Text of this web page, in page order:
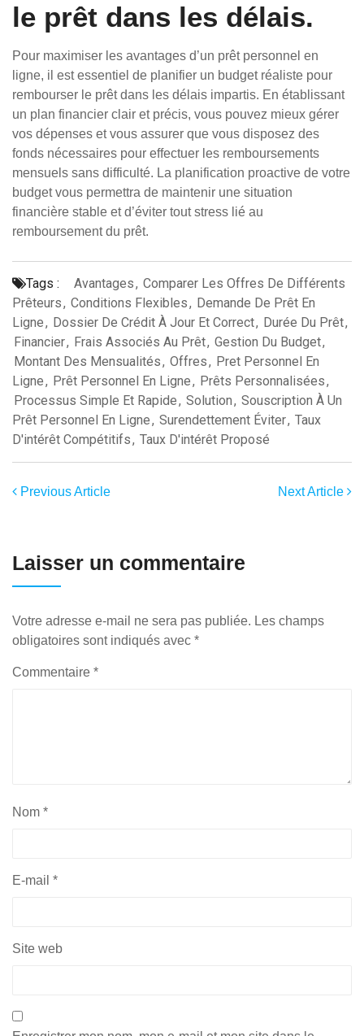
le prêt dans les délais.
Pour maximiser les avantages d’un prêt personnel en
ligne, il est essentiel de planifier un budget réaliste pour
rembourser le prêt dans les délais impartis. En établissant
un plan financier clair et précis, vous pouvez mieux gérer
vos dépenses et vous assurer que vous disposez des
fonds nécessaires pour effectuer les remboursements
mensuels sans difficulté. La planification proactive de votre
budget vous permettra de maintenir une situation
financière stable et d’éviter tout stress lié au
remboursement du prêt.
Tags : Avantages, Comparer Les Offres De Différents
Prêteurs, Conditions Flexibles, Demande De Prêt En
Ligne, Dossier De Crédit À Jour Et Correct, Durée Du Prêt,
Financier, Frais Associés Au Prêt, Gestion Du Budget,
Montant Des Mensualités, Offres, Pret Personnel En
Ligne, Prêt Personnel En Ligne, Prêts Personnalisées,
Processus Simple Et Rapide, Solution, Souscription À Un
Prêt Personnel En Ligne, Surendettement Éviter, Taux
D'intérêt Compétitifs, Taux D'intérêt Proposé
Previous Article Next Article
Laisser un commentaire
Votre adresse e-mail ne sera pas publiée. Les champs
obligatoires sont indiqués avec *
Commentaire *
Nom *
E-mail *
Site web